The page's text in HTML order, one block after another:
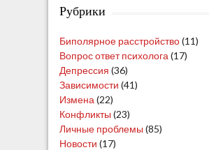
Рубрики
Биполярное расстройство(11)
Вопрос ответ психолога (17)
Депрессия (36)
Зависимости (41)
Измена (22)
Конфликты (23)
Личные проблемы (85)
Новости (17)